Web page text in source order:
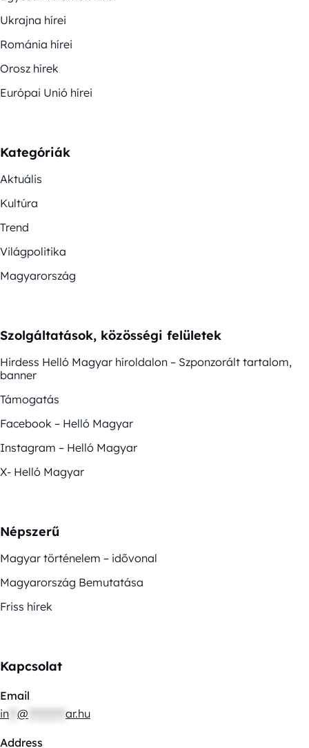
Ukrajna hírei
Románia hírei
Orosz hírek
Európai Unió hírei
Kategóriák
Aktuális
Kultúra
Trend
Világpolitika
Magyarország
Szolgáltatások, közösségi felületek
Hirdess Helló Magyar híroldalon – Szponzorált tartalom,
banner
Támogatás
Facebook – Helló Magyar
Instagram – Helló Magyar
X- Helló Magyar
Népszerű
Magyar történelem – idővonal
Magyarország Bemutatása
Friss hírek
Kapcsolat
Email
in @ ar.hu
Address